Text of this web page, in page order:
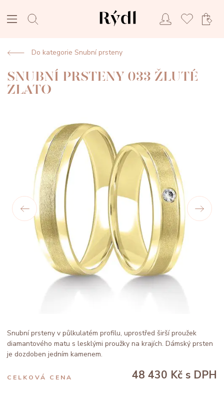
Do kategorie Snubní prsteny
SNUBNÍ PRSTENY 033 ŽLUTÉ
ZLATO
Snubní prsteny v půlkulatém profilu, uprostřed širší proužek
diamantového matu s lesklými proužky na krajích. Dámský prsten
je dozdoben jedním kamenem.
CELKOVÁ CENA 48 430 Kč s DPH